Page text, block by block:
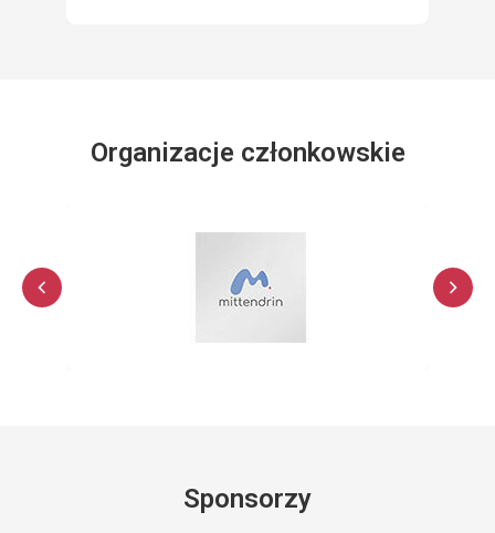
Organizacje członkowskie
Sponsorzy